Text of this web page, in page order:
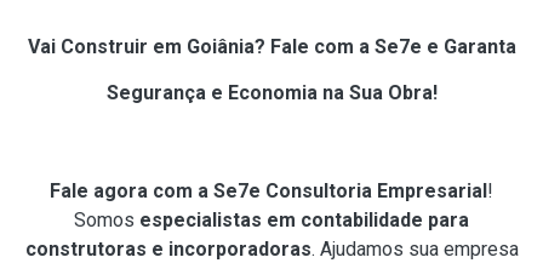
Vai Construir em Goiânia? Fale com a Se7e e Garanta
Segurança e Economia na Sua Obra!
Fale agora com a Se7e Consultoria Empresarial !
Somos especialistas em contabilidade para
construtoras e incorporadoras. Ajudamos sua empresa